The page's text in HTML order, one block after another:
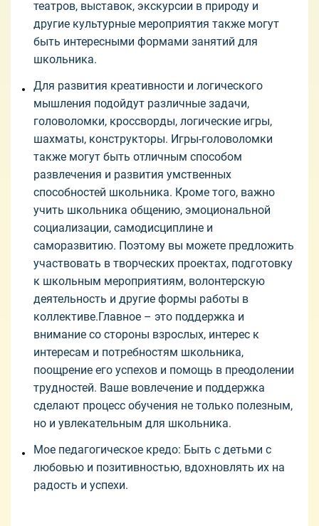
театров, выставок, экскурсии в природу и
другие культурные мероприятия также могут
быть интересными формами занятий для
школьника.
Для развития креативности и логического
мышления подойдут различные задачи,
головоломки, кроссворды, логические игры,
шахматы, конструкторы. Игры-головоломки
также могут быть отличным способом
развлечения и развития умственных
способностей школьника. Кроме того, важно
учить школьника общению, эмоциональной
социализации, самодисциплине и
саморазвитию. Поэтому вы можете предложить
участвовать в творческих проектах, подготовку
к школьным мероприятиям, волонтерскую
деятельность и другие формы работы в
коллективе.Главное – это поддержка и
внимание со стороны взрослых, интерес к
интересам и потребностям школьника,
поощрение его успехов и помощь в преодолении
трудностей. Ваше вовлечение и поддержка
сделают процесс обучения не только полезным,
но и увлекательным для школьника.
Мое педагогическое кредо: Быть с детьми с
любовью и позитивностью, вдохновлять их на
радость и успехи.